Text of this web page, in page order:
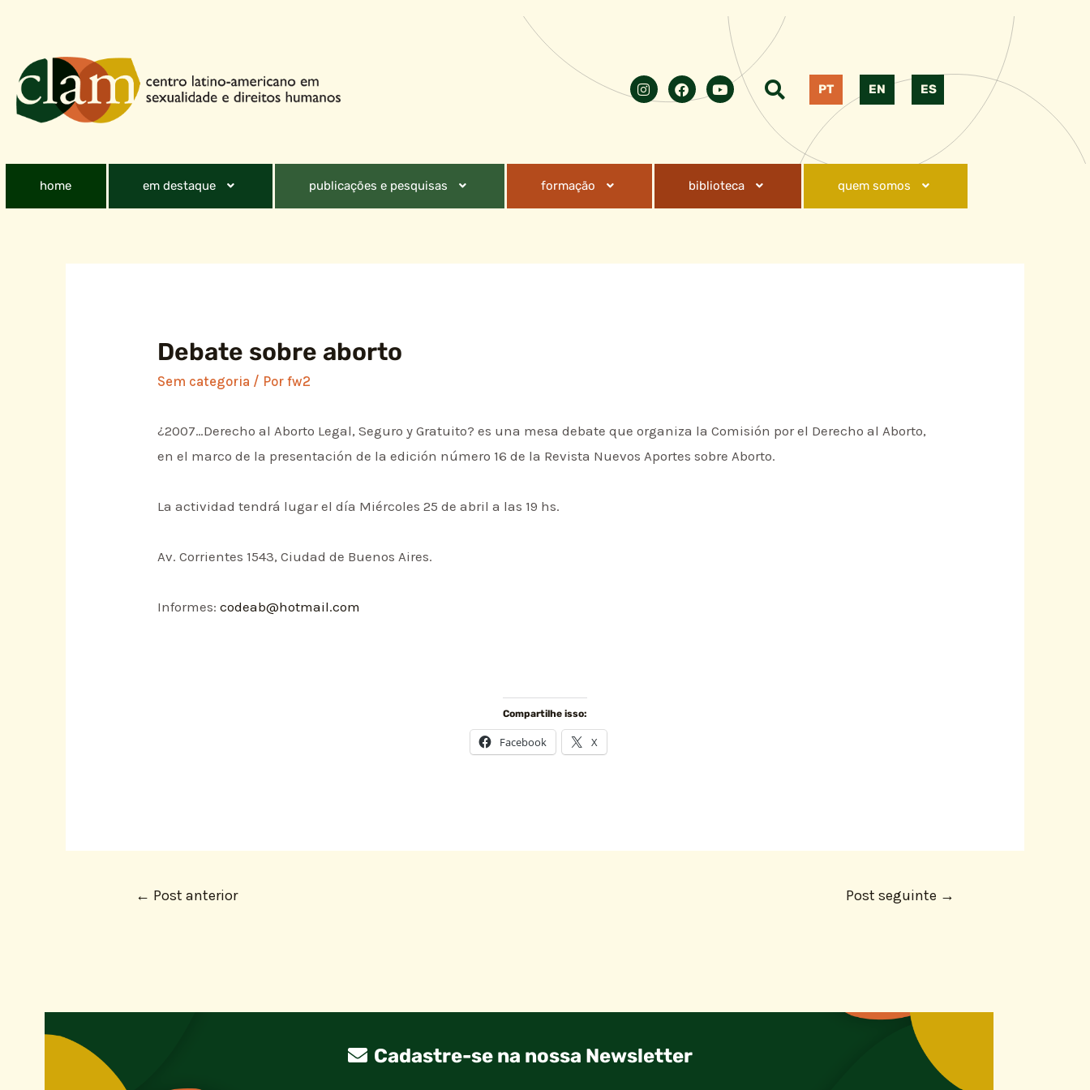
PT EN ES
home em destaque publicações e pesquisas formação biblioteca quem somos
Debate sobre aborto
Sem categoria / Porfw2
¿2007…Derecho al Aborto Legal, Seguro y Gratuito? es una mesa debate que organiza la Comisión por el Derecho al Aborto,
en el marco de la presentación de la edición número 16 de la Revista Nuevos Aportes sobre Aborto.
La actividad tendrá lugar el día Miércoles 25 de abril a las 19 hs.
Av. Corrientes 1543, Ciudad de Buenos Aires.
Informes:codeab@hotmail.com
Compartilhe isso:
Facebook X
← Post anterior Post seguinte →
Cadastre-se na nossa Newsletter